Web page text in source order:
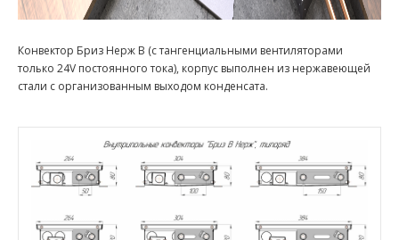
Конвектор Бриз Нерж В (с тангенциальными вентиляторами
только 24V постоянного тока), корпус выполнен из нержавеющей
стали с организованным выходом конденсата.